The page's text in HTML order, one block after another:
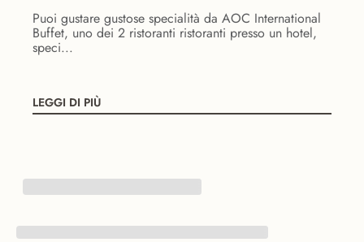
Puoi gustare gustose specialità da AOC International
Buffet, uno dei 2 ristoranti ristoranti presso un hotel,
speci...
LEGGI DI PIÙ